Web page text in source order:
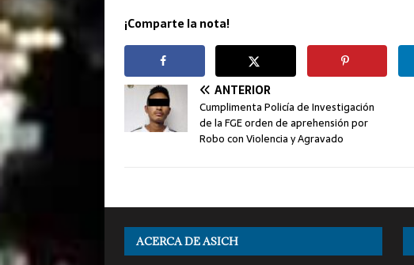
¡Comparte la nota!
ANTERIOR
Cumplimenta Policía de Investigación
de la FGE orden de aprehensión por
Robo con Violencia y Agravado
ACERCA DE ASICH